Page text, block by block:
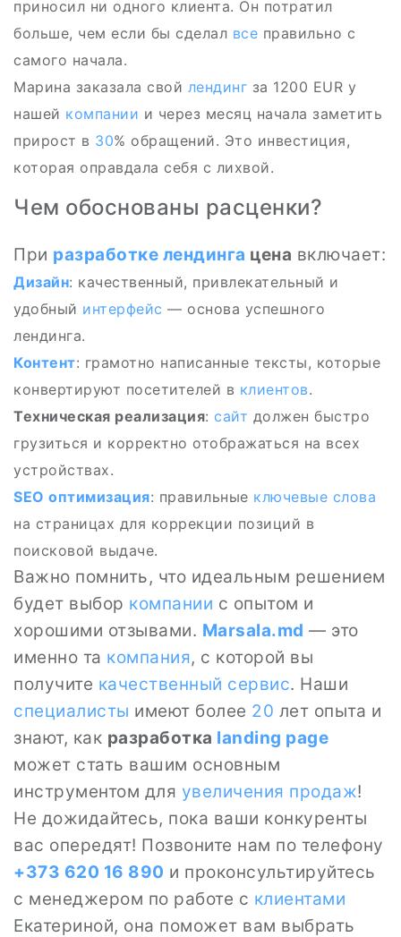
приносил ни одного клиента. Он потратил
больше, чем если бы сделал все правильно с
самого начала.
Марина заказала свой лендинг за 1200 EUR у
нашей компании и через месяц начала заметить
прирост в 30% обращений. Это инвестиция,
которая оправдала себя с лихвой.
Чем обоснованы расценки?
При разработке лендинга цена включает:
Дизайн: качественный, привлекательный и
удобный интерфейс — основа успешного
лендинга.
Контент: грамотно написанные тексты, которые
конвертируют посетителей в клиентов.
Техническая реализация: сайт должен быстро
грузиться и корректно отображаться на всех
устройствах.
SEO оптимизация: правильные ключевые слова
на страницах для коррекции позиций в
поисковой выдаче.
Важно помнить, что идеальным решением
будет выбор компании с опытом и
хорошими отзывами. Marsala.md — это
именно та компания, с которой вы
получите качественный сервис. Наши
специалисты имеют более 20 лет опыта и
знают, как разработка landing page
может стать вашим основным
инструментом для увеличения продаж!
Не дожидайтесь, пока ваши конкуренты
вас опередят! Позвоните нам по телефону
+373 620 16 890 и проконсультируйтесь
с менеджером по работе с клиентами
Екатериной, она поможет вам выбрать